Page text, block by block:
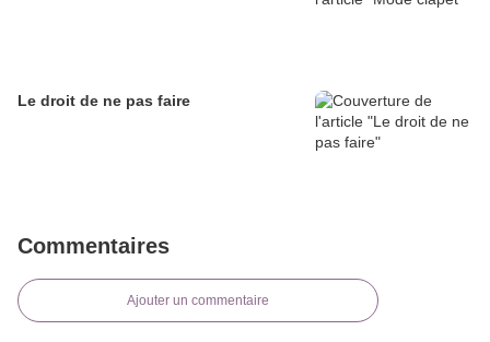
Le droit de ne pas faire
Commentaires
Ajouter un commentaire